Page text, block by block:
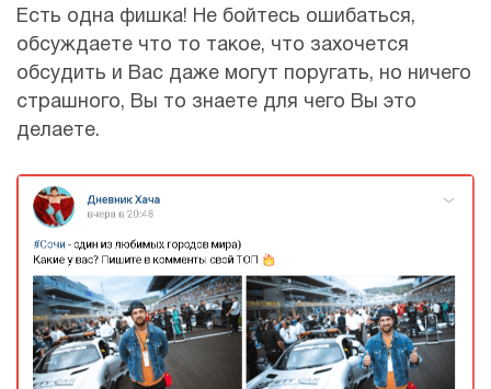
Есть одна фишка! Не бойтесь ошибаться,
обсуждаете что то такое, что захочется
обсудить и Вас даже могут поругать, но ничего
страшного, Вы то знаете для чего Вы это
делаете.